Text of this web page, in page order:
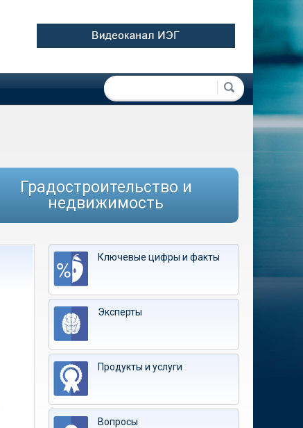
Форма поиска
Поиск
Градостроительство и
недвижимость
Ключевые цифры и факты
Эксперты
Продукты и услуги
Вопросы